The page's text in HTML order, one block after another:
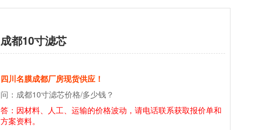
成都10寸滤芯
四川名膜成都厂房现货供应！
问：成都10寸滤芯价格/多少钱？
答：因材料、人工、运输的价格波动，请电话联系获取报价单和
方案资料。